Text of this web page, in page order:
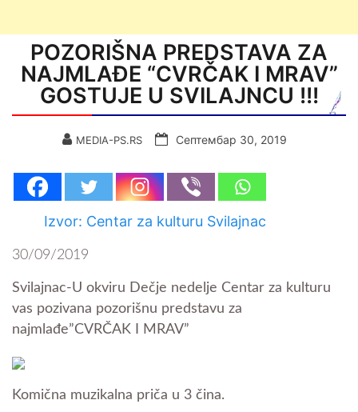
POZORIŠNA PREDSTAVA ZA
NAJMLAĐE “CVRČAK I MRAV”
GOSTUJE U SVILAJNCU !!!
MEDIA-PS.RS Септембар 30, 2019
Izvor: Centar za kulturu Svilajnac
30/09/2019
Svilajnac-U okviru Dečje nedelje Centar za kulturu
vas pozivana pozorišnu predstavu za
najmlađe”CVRČAK I MRAV”
Komična muzikalna priča u 3 čina.